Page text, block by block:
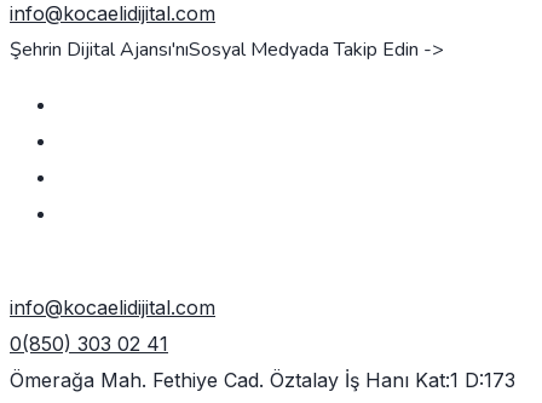
info@kocaelidijital.com
Şehrin Dijital Ajansı'nıSosyal Medyada Takip Edin ->
info@kocaelidijital.com
0(850) 303 02 41
Ömerağa Mah. Fethiye Cad. Öztalay İş Hanı Kat:1 D:173